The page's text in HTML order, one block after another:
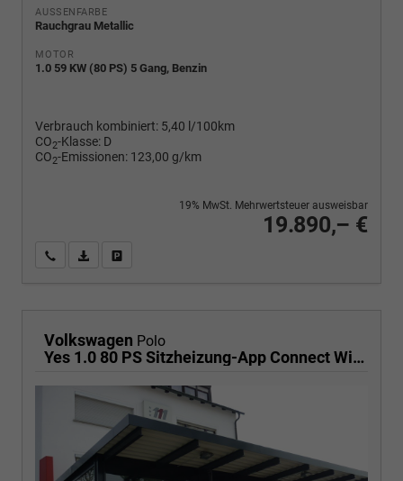
AUSSENFARBE
Rauchgrau Metallic
MOTOR
1.0 59 KW (80 PS) 5 Gang, Benzin
Verbrauch kombiniert: 5,40 l/100km
CO2-Klasse: D
CO2-Emissionen: 123,00 g/km
19.890,– €
19% MwSt. Mehrwertsteuer ausweisbar
Wir rufen Sie anPDF-Fahrzeugexposé drucken
Volkswagen Polo
Yes 1.0 80 PS Sitzheizung-App Connect Wireless-Einparkhilfe-Klima-Sofort